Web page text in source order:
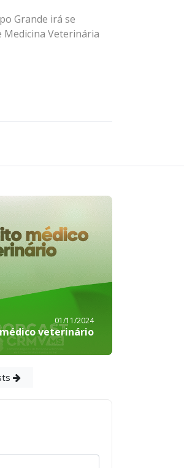
Grande irá se
Medicina Veterinária
01/11/2024
veterinário